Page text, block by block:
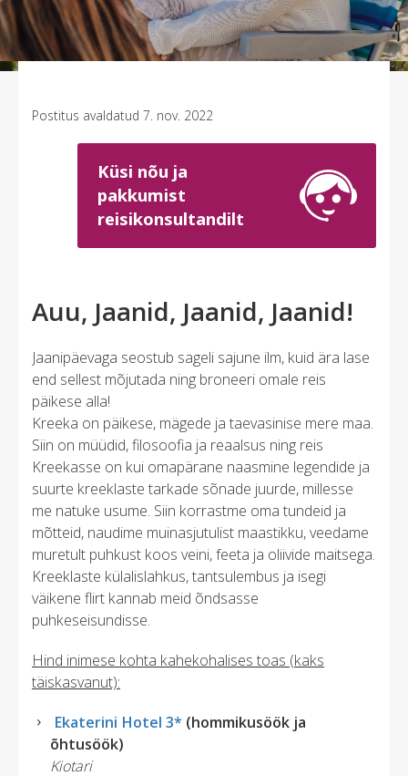
Postitus avaldatud 7. nov. 2022
Küsi nõu ja
pakkumist
reisikonsultandilt
Auu, Jaanid, Jaanid, Jaanid!
Jaanipäevaga seostub sageli sajune ilm, kuid ära lase
end sellest mõjutada ning broneeri omale reis
päikese alla!
Kreeka on päikese, mägede ja taevasinise mere maa.
Siin on müüdid, filosoofia ja reaalsus ning reis
Kreekasse on kui omapärane naasmine legendide ja
suurte kreeklaste tarkade sõnade juurde, millesse
me natuke usume. Siin korrastme oma tundeid ja
mõtteid, naudime muinasjutulist maastikku, veedame
muretult puhkust koos veini, feeta ja oliivide maitsega.
Kreeklaste külalislahkus, tantsulembus ja isegi
väikene flirt kannab meid õndsasse
puhkeseisundisse.
Hind inimese kohta kahekohalises toas (kaks
täiskasvanut):
Ekaterini Hotel 3* (hommikusöök ja
õhtusöök)
Kiotari